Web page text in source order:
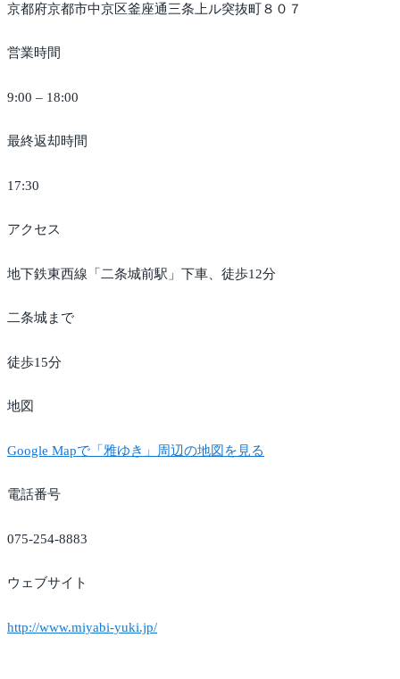
京都府京都市中京区釜座通三条上ル突抜町８０７
営業時間
9:00 – 18:00
最終返却時間
17:30
アクセス
地下鉄東西線「二条城前駅」下車、徒歩12分
二条城まで
徒歩15分
地図
Google Mapで「雅ゆき」周辺の地図を見る
電話番号
075-254-8883
ウェブサイト
http://www.miyabi-yuki.jp/